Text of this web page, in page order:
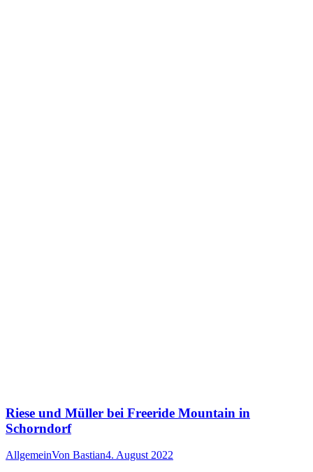
Riese und Müller bei Freeride Mountain in
Schorndorf
AllgemeinVon Bastian4. August 2022